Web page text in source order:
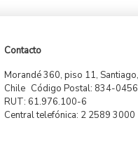
Contacto
Morandé 360, piso 11, Santiago,
Chile Código Postal: 834-0456
RUT: 61.976.100-6
Central telefónica: 2 2589 3000